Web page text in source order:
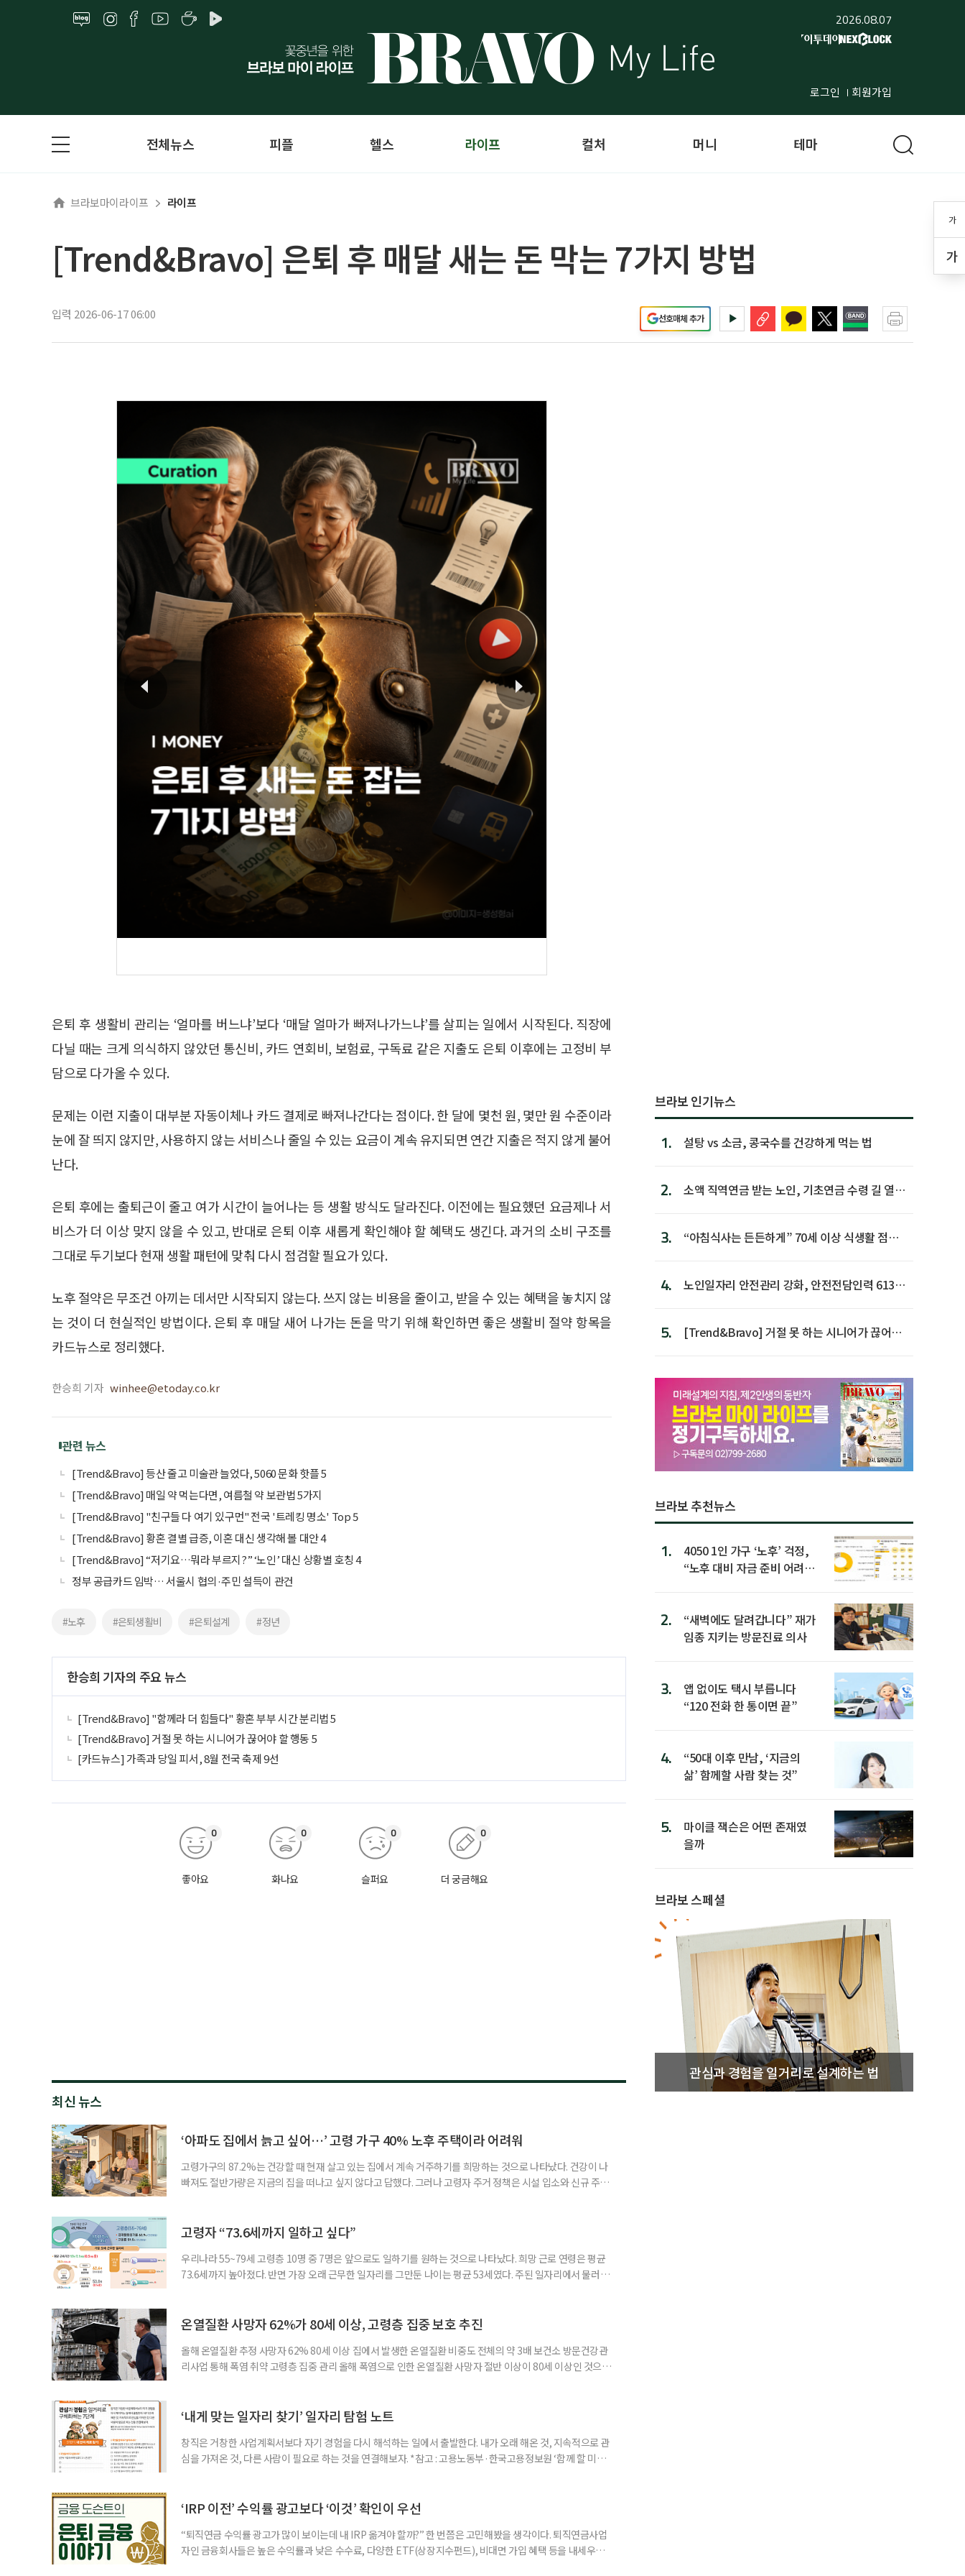
2026.08.07
로그인 회원가입
가
가
전체뉴스 피플 헬스 라이프 컬처 머니 테마
브라보마이라이프 라이프
[Trend&Bravo] 은퇴 후 매달 새는 돈 막는 7가지 방법
입력 2026-06-17 06:00 선호매체 추가
은퇴 후 생활비 관리는 ‘얼마를 버느냐’보다 ‘매달 얼마가 빠져나가느냐’를 살피는 일에서 시작된다. 직장에
다닐 때는 크게 의식하지 않았던 통신비, 카드 연회비, 보험료, 구독료 같은 지출도 은퇴 이후에는 고정비 부
담으로 다가올 수 있다.
문제는 이런 지출이 대부분 자동이체나 카드 결제로 빠져나간다는 점이다. 한 달에 몇천 원, 몇만 원 수준이라
눈에 잘 띄지 않지만, 사용하지 않는 서비스나 줄일 수 있는 요금이 계속 유지되면 연간 지출은 적지 않게 불어
난다.
은퇴 후에는 출퇴근이 줄고 여가 시간이 늘어나는 등 생활 방식도 달라진다. 이전에는 필요했던 요금제나 서
비스가 더 이상 맞지 않을 수 있고, 반대로 은퇴 이후 새롭게 확인해야 할 혜택도 생긴다. 과거의 소비 구조를
그대로 두기보다 현재 생활 패턴에 맞춰 다시 점검할 필요가 있다.
노후 절약은 무조건 아끼는 데서만 시작되지 않는다. 쓰지 않는 비용을 줄이고, 받을 수 있는 혜택을 놓치지 않
는 것이 더 현실적인 방법이다. 은퇴 후 매달 새어 나가는 돈을 막기 위해 확인하면 좋은 생활비 절약 항목을
카드뉴스로 정리했다.
한승희 기자 winhee@etoday.co.kr
관련 뉴스
[Trend&Bravo] 등산 줄고 미술관 늘었다, 5060 문화 핫플 5
[Trend&Bravo] 매일 약 먹는다면, 여름철 약 보관법 5가지
[Trend&Bravo] "친구들 다 여기 있구먼" 전국 '트레킹 명소' Top 5
[Trend&Bravo] 황혼 결별 급증, 이혼 대신 생각해 볼 대안 4
[Trend&Bravo] “저기요…뭐라 부르지?” ‘노인’ 대신 상황별 호칭 4
정부 공급카드 임박… 서울시 협의·주민 설득이 관건
#노후 #은퇴생활비 #은퇴설계 #정년
한승희 기자의 주요 뉴스
[Trend&Bravo] "함께라 더 힘들다" 황혼 부부 시간 분리법 5
[Trend&Bravo] 거절 못 하는 시니어가 끊어야 할 행동 5
[카드뉴스] 가족과 당일 피서, 8월 전국 축제 9선
좋아요
0
화나요
0
슬퍼요
0
더 궁금해요
0
최신 뉴스
‘아파도 집에서 늙고 싶어…’ 고령 가구 40% 노후 주택이라 어려워
고령가구의 87.2%는 건강할 때 현재 살고 있는 집에서 계속 거주하기를 희망하는 것으로 나타났다. 건강이 나
빠져도 절반가량은 지금의 집을 떠나고 싶지 않다고 답했다. 그러나 고령자 주거 정책은 시설 입소와 신규 주택
여름호에 실린 ‘통합돌봄 시행에 따른 고령자 주거-돌봄 협업 체계 구축 방안’ 보고서는 고
고령자 “73.6세까지 일하고 싶다”
우리나라 55~79세 고령층 10명 중 7명은 앞으로도 일하기를 원하는 것으로 나타났다. 희망 근로 연령은 평균
73.6세까지 높아졌다. 반면 가장 오래 근무한 일자리를 그만둔 나이는 평균 53세였다. 주된 일자리에서 물러난
7000명으로, 1년 전보다 57만 명 증가했다. 15세 이상 인구에서 차지하는 비중은
온열질환 사망자 62%가 80세 이상, 고령층 집중 보호 추진
올해 온열질환 추정 사망자 62% 80세 이상 집에서 발생한 온열질환 비중도 전체의 약 3배 보건소 방문건강관
리사업 통해 폭염 취약 고령층 집중 관리 올해 폭염으로 인한 온열질환 사망자 절반 이상이 80세 이상인 것으로
고령층은 825명(33.8%), 80세 이상은 300명(12.3%)으로 집계됐다. 연령별 환자 수
‘내게 맞는 일자리 찾기’ 일자리 탐험 노트
창직은 거창한 사업계획서보다 자기 경험을 다시 해석하는 일에서 출발한다. 내가 오래 해온 것, 지속적으로 관
심을 가져온 것, 다른 사람이 필요로 하는 것을 연결해보자. *참고 : 고용노동부·한국고용정보원 ‘함께 할 미래
2._______________ 3._______________ ▷ 그중 내가 직접 해볼 만
‘IRP 이전’ 수익률 광고보다 ‘이것’ 확인이 우선
“퇴직연금 수익률 광고가 많이 보이는데 내 IRP 옮겨야 할까?” 한 번쯤은 고민해봤을 생각이다. 퇴직연금사업
자인 금융회사들은 높은 수익률과 낮은 수수료, 다양한 ETF(상장지수펀드), 비대면 가입 혜택 등을 내세우며
브라보 인기뉴스
1. 설탕 vs 소금, 콩국수를 건강하게 먹는 법
2.
소액 직역연금 받는 노인, 기초연금 수령 길 열린
3.
“아침식사는 든든하게” 70세 이상 식생활 점수
4.
노인일자리 안전관리 강화, 안전전담인력 613명
5.
[Trend&Bravo] 거절 못 하는 시니어가 끊어야
브라보 추천뉴스
1.
4050 1인 가구 ‘노후’ 걱정,
“노후 대비 자금 준비 어려
2.
“새벽에도 달려갑니다” 재가
임종 지키는 방문진료 의사
3.
앱 없이도 택시 부릅니다
“120 전화 한 통이면 끝”
4.
“50대 이후 만남, ‘지금의
삶’ 함께할 사람 찾는 것”
5.
마이클 잭슨은 어떤 존재였
을까
브라보 스페셜
관심과 경험을 일거리로 설계하는 법